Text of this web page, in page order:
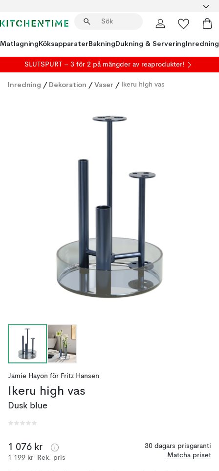
MatlagningKöksapparaterBakningDukning & ServeringInredning
SLUTSPURT – 3 för 2 på mängder av reaprodukter!
Inredning / Dekoration / Vaser / Ikeru high vas
Jamie Hayon för Fritz Hansen
Ikeru high vas
Dusk blue
1 076 kr
1 199 kr Rek. pris
30 dagars prisgaranti
Matcha priset